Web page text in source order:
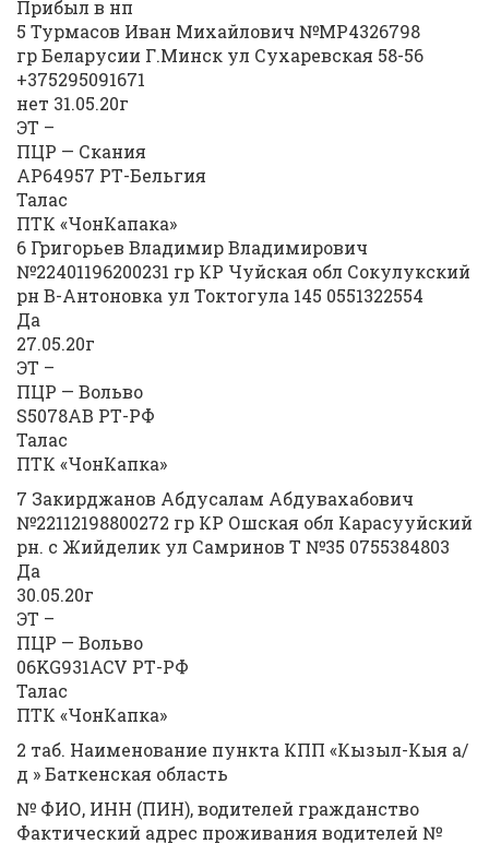
Прибыл в нп
5 Турмасов Иван Михайлович №МР4326798
гр Беларусии Г.Минск ул Сухаревская 58-56
+375295091671
нет 31.05.20г
ЭТ –
ПЦР — Скания
АР64957 РТ-Бельгия
Талас
ПТК «ЧонКапака»
6 Григорьев Владимир Владимирович
№22401196200231 гр КР Чуйская обл Сокулукский
рн В-Антоновка ул Токтогула 145 0551322554
Да
27.05.20г
ЭТ –
ПЦР — Вольво
S5078AB РТ-РФ
Талас
ПТК «ЧонКапка»
7 Закирджанов Абдусалам Абдувахабович
№22112198800272 гр КР Ошская обл Карасууйский
рн. с Жийделик ул Самринов Т №35 0755384803
Да
30.05.20г
ЭТ –
ПЦР — Вольво
06KG931ACV РТ-РФ
Талас
ПТК «ЧонКапка»
2 таб. Наименование пункта КПП «Кызыл-Кыя а/
д » Баткенская область
№ ФИО, ИНН (ПИН), водителей гражданство
Фактический адрес проживания водителей №